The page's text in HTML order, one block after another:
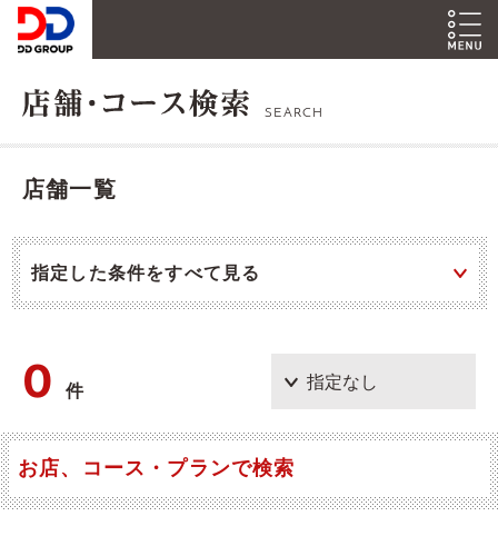
SEARCH
店舗一覧
指定した条件をすべて見る
0件
お店、コース・プランで検索